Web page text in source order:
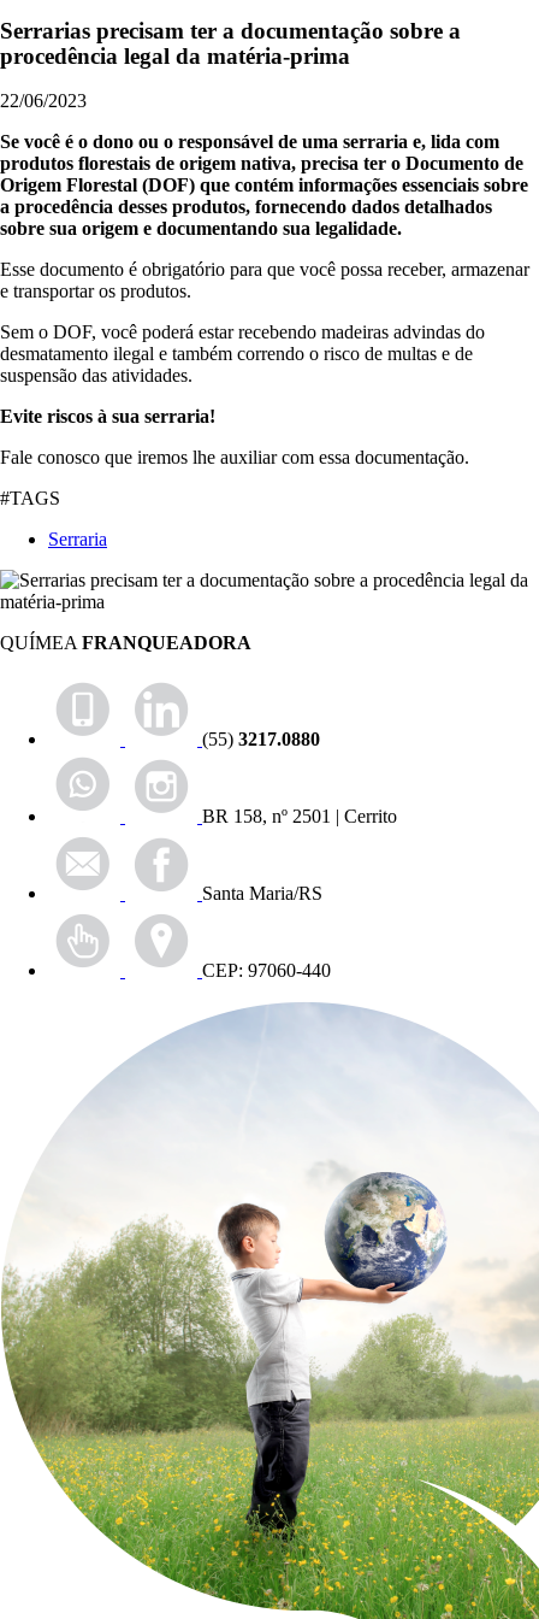
Serrarias precisam ter a documentação sobre a
procedência legal da matéria-prima
22/06/2023
Se você é o dono ou o responsável de uma serraria e, lida com
produtos florestais de origem nativa, precisa ter o Documento de
Origem Florestal (DOF) que contém informações essenciais sobre
a procedência desses produtos, fornecendo dados detalhados
sobre sua origem e documentando sua legalidade.
Esse documento é obrigatório para que você possa receber, armazenar
e transportar os produtos.
Sem o DOF, você poderá estar recebendo madeiras advindas do
desmatamento ilegal e também correndo o risco de multas e de
suspensão das atividades.
Evite riscos à sua serraria!
Fale conosco que iremos lhe auxiliar com essa documentação.
#TAGS
Serraria
QUÍMEAFRANQUEADORA
(55) 3217.0880
BR 158, nº 2501 | Cerrito
Santa Maria/RS
CEP: 97060-440